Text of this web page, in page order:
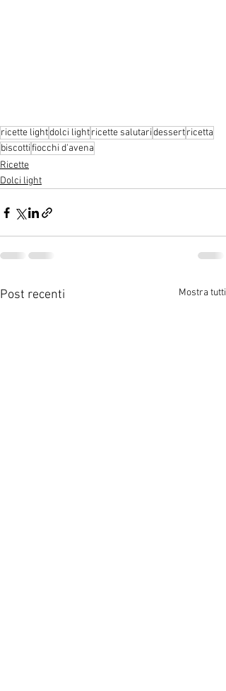
ricette lightdolci lightricette salutaridessertricetta
biscottifiocchi d'avena
Ricette
Dolci light
Post recenti Mostra tutti